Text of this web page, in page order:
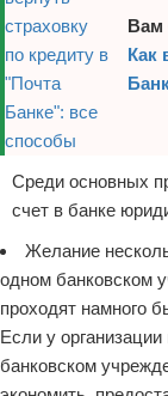
Вам
Как
Среди основных
счет в банке
Желание
одном банковском
проходят намного
Если у
банковском